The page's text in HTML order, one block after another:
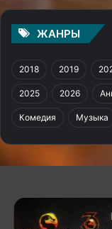
ЖАНРЫ
2018 2019
2025 2026
Комедия Музыка
Пара
недостающих